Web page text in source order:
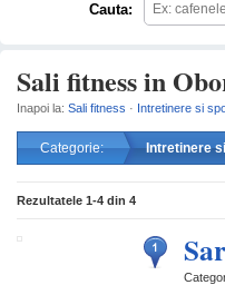
Cauta:
Sali fitness in
Inapoi la: Sali fitness · Intretinere si
Categorie: Intretinere
Rezultatele 1-4 din 4